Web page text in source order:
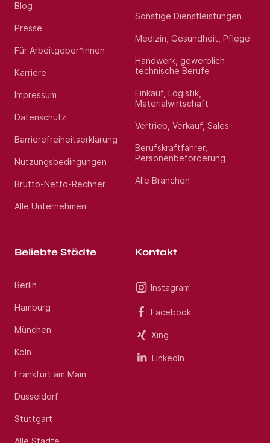
Blog
Presse
Für Arbeitgeber*innen
Karriere
Impressum
Datenschutz
Barrierefreiheitserklärung
Nutzungsbedingungen
Brutto-Netto-Rechner
Alle Unternehmen
Sonstige Dienstleistungen
Medizin, Gesundheit, Pflege
Handwerk, gewerblich
technische Berufe
Einkauf, Logistik,
Materialwirtschaft
Vertrieb, Verkauf, Sales
Berufskraftfahrer,
Personenbeförderung
Alle Branchen
Beliebte Städte
Berlin
Hamburg
München
Köln
Frankfurt am Main
Düsseldorf
Stuttgart
Alle Städte
Kontakt
Instagram
Facebook
Xing
LinkedIn